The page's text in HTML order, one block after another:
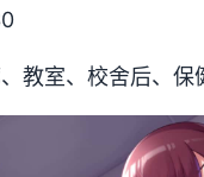
教室、校舍后、保